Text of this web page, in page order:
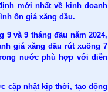
mới nhất về kinh doanh
ổn giá xăng dầu.
và 9 tháng đầu năm 2024,
giá xăng dầu rút xuống 7
nước phù hợp với diễn
cập nhật kịp thời, tạo động